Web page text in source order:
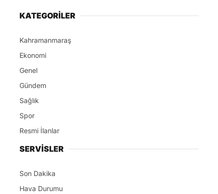
KATEGORİLER
Kahramanmaraş
Ekonomi
Genel
Gündem
Sağlık
Spor
Resmi İlanlar
SERVİSLER
Son Dakika
Hava Durumu